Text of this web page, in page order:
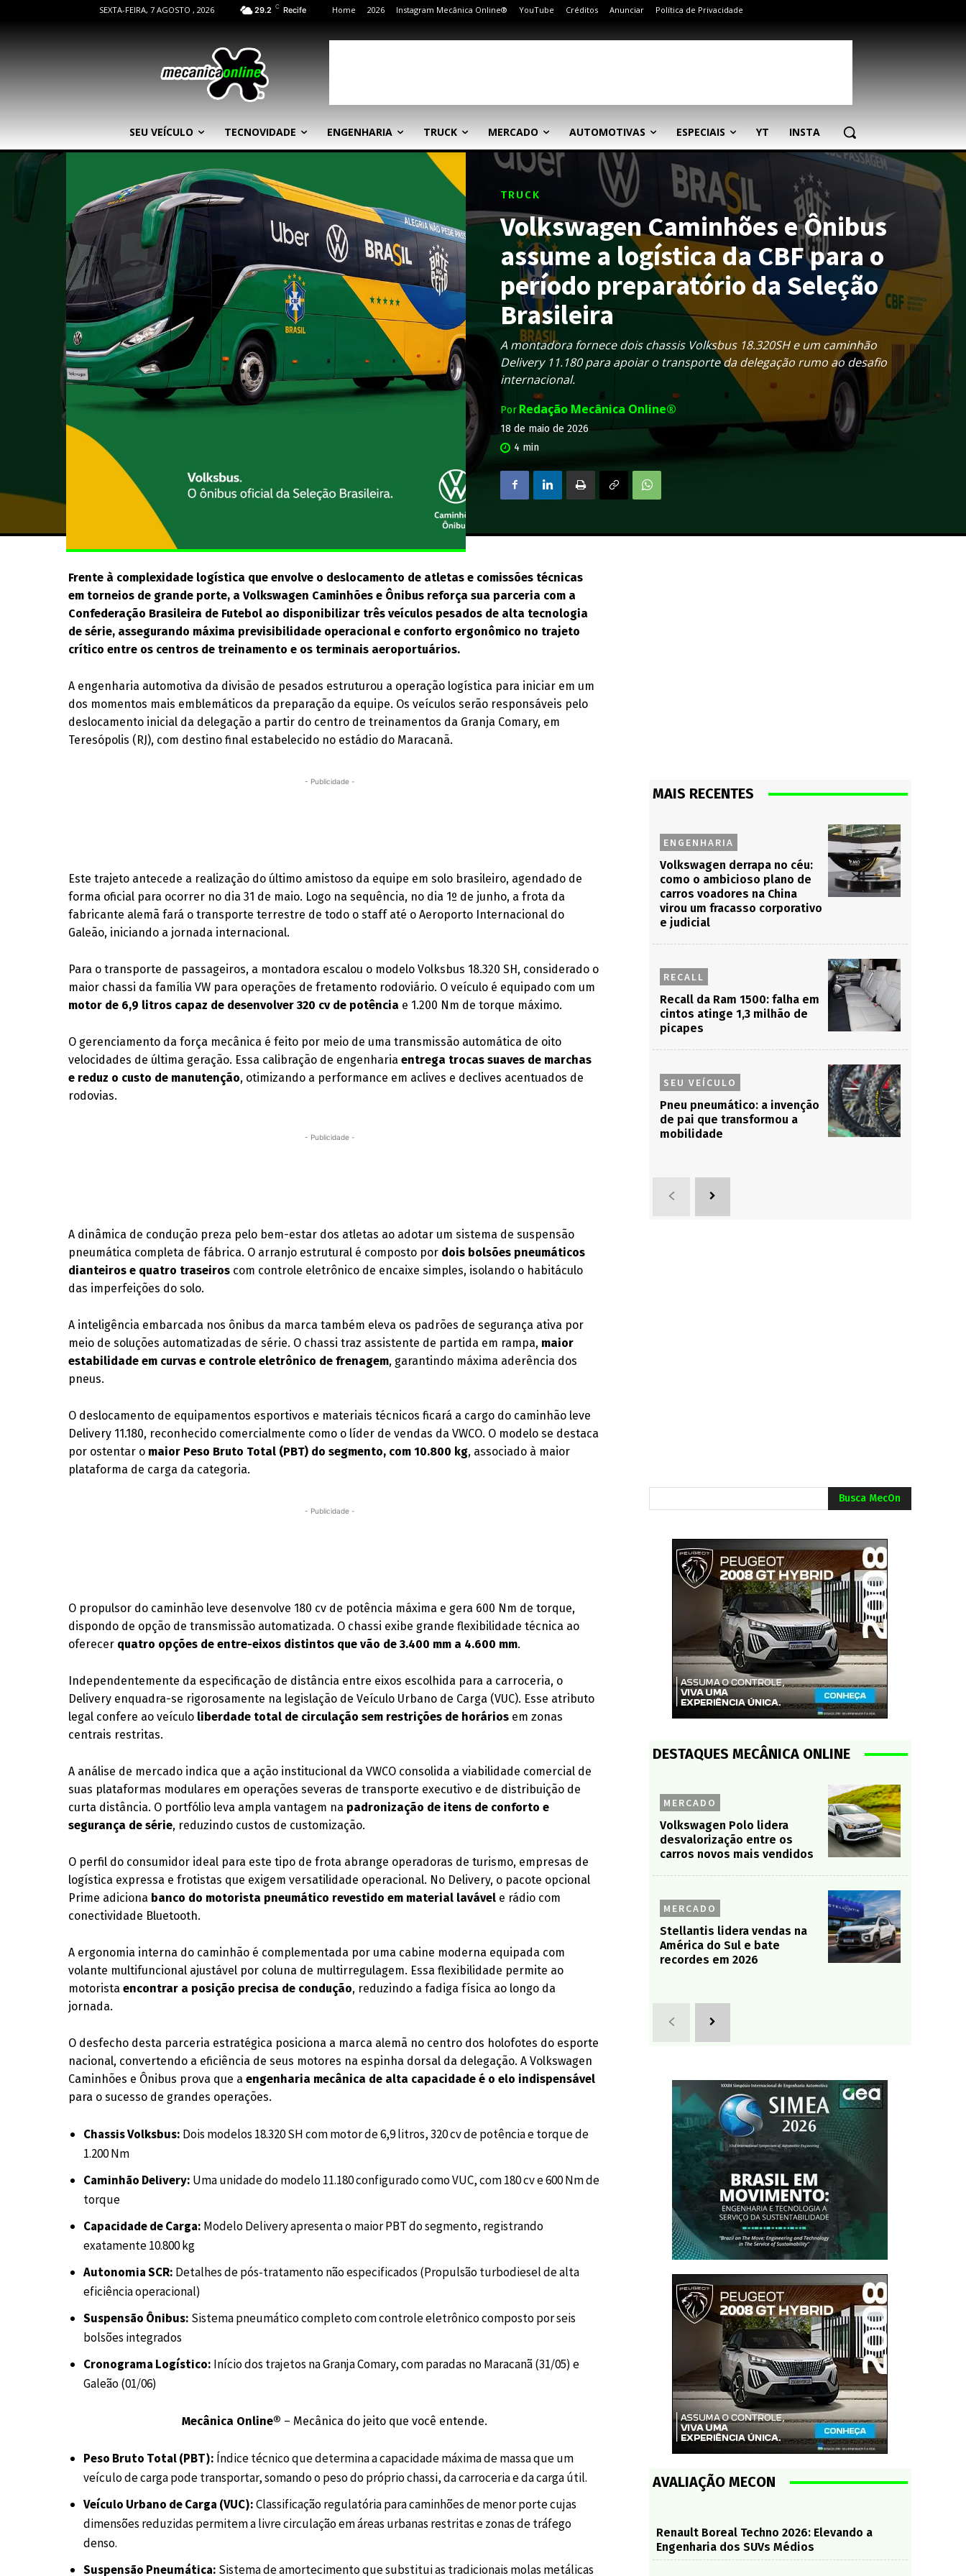
SEXTA-FEIRA, 7 AGOSTO , 2026 29.2 C Recife Home 2026 Instagram Mecânica Online® YouTube Créditos Anunciar Política de Privacidade
SEU VEÍCULO TECNOVIDADE ENGENHARIA TRUCK MERCADO AUTOMOTIVAS ESPECIAIS YT INSTA
TRUCK
Volkswagen Caminhões e Ônibus
assume a logística da CBF para o
período preparatório da Seleção
Brasileira
A montadora fornece dois chassis Volksbus 18.320SH e um caminhão
Delivery 11.180 para apoiar o transporte da delegação rumo ao desafio
internacional.
Por Redação Mecânica Online®
18 de maio de 2026
4 min
Frente à complexidade logística que envolve o deslocamento de atletas e comissões técnicas
em torneios de grande porte, a Volkswagen Caminhões e Ônibus reforça sua parceria com a
Confederação Brasileira de Futebol ao disponibilizar três veículos pesados de alta tecnologia
de série, assegurando máxima previsibilidade operacional e conforto ergonômico no trajeto
crítico entre os centros de treinamento e os terminais aeroportuários.
A engenharia automotiva da divisão de pesados estruturou a operação logística para iniciar em um
dos momentos mais emblemáticos da preparação da equipe. Os veículos serão responsáveis pelo
deslocamento inicial da delegação a partir do centro de treinamentos da Granja Comary, em
Teresópolis (RJ), com destino final estabelecido no estádio do Maracanã.
- Publicidade -
Este trajeto antecede a realização do último amistoso da equipe em solo brasileiro, agendado de
forma oficial para ocorrer no dia 31 de maio. Logo na sequência, no dia 1º de junho, a frota da
fabricante alemã fará o transporte terrestre de todo o staff até o Aeroporto Internacional do
Galeão, iniciando a jornada internacional.
Para o transporte de passageiros, a montadora escalou o modelo Volksbus 18.320 SH, considerado o
maior chassi da família VW para operações de fretamento rodoviário. O veículo é equipado com um
motor de 6,9 litros capaz de desenvolver 320 cv de potência e 1.200 Nm de torque máximo.
O gerenciamento da força mecânica é feito por meio de uma transmissão automática de oito
velocidades de última geração. Essa calibração de engenhariaentrega trocas suaves de marchas
e reduz o custo de manutenção, otimizando a performance em aclives e declives acentuados de
rodovias.
- Publicidade -
A dinâmica de condução preza pelo bem-estar dos atletas ao adotar um sistema de suspensão
pneumática completa de fábrica. O arranjo estrutural é composto por dois bolsões pneumáticos
dianteiros e quatro traseiros com controle eletrônico de encaixe simples, isolando o habitáculo
das imperfeições do solo.
A inteligência embarcada nos ônibus da marca também eleva os padrões de segurança ativa por
meio de soluções automatizadas de série. O chassi traz assistente de partida em rampa, maior
estabilidade em curvas e controle eletrônico de frenagem, garantindo máxima aderência dos
pneus.
O deslocamento de equipamentos esportivos e materiais técnicos ficará a cargo do caminhão leve
Delivery 11.180, reconhecido comercialmente como o líder de vendas da VWCO. O modelo se destaca
por ostentar o maior Peso Bruto Total (PBT) do segmento, com 10.800 kg, associado à maior
plataforma de carga da categoria.
- Publicidade -
O propulsor do caminhão leve desenvolve 180 cv de potência máxima e gera 600 Nm de torque,
dispondo de opção de transmissão automatizada. O chassi exibe grande flexibilidade técnica ao
oferecer quatro opções de entre-eixos distintos que vão de 3.400 mm a 4.600 mm.
Independentemente da especificação de distância entre eixos escolhida para a carroceria, o
Delivery enquadra-se rigorosamente na legislação de Veículo Urbano de Carga (VUC). Esse atributo
legal confere ao veículo liberdade total de circulação sem restrições de horários em zonas
centrais restritas.
A análise de mercado indica que a ação institucional da VWCO consolida a viabilidade comercial de
suas plataformas modulares em operações severas de transporte executivo e de distribuição de
curta distância. O portfólio leva ampla vantagem na padronização de itens de conforto e
segurança de série, reduzindo custos de customização.
O perfil do consumidor ideal para este tipo de frota abrange operadoras de turismo, empresas de
logística expressa e frotistas que exigem versatilidade operacional. No Delivery, o pacote opcional
Prime adiciona banco do motorista pneumático revestido em material lavável e rádio com
conectividade Bluetooth.
A ergonomia interna do caminhão é complementada por uma cabine moderna equipada com
volante multifuncional ajustável por coluna de multirregulagem. Essa flexibilidade permite ao
motoristaencontrar a posição precisa de condução, reduzindo a fadiga física ao longo da
jornada.
O desfecho desta parceria estratégica posiciona a marca alemã no centro dos holofotes do esporte
nacional, convertendo a eficiência de seus motores na espinha dorsal da delegação. A Volkswagen
Caminhões e Ônibus prova que aengenharia mecânica de alta capacidade é o elo indispensável
para o sucesso de grandes operações.
Chassis Volksbus: Dois modelos 18.320 SH com motor de 6,9 litros, 320 cv de potência e torque de
1.200 Nm
Caminhão Delivery: Uma unidade do modelo 11.180 configurado como VUC, com 180 cv e 600 Nm de
torque
Capacidade de Carga: Modelo Delivery apresenta o maior PBT do segmento, registrando
exatamente 10.800 kg
Autonomia SCR: Detalhes de pós-tratamento não especificados (Propulsão turbodiesel de alta
eficiência operacional)
Suspensão Ônibus: Sistema pneumático completo com controle eletrônico composto por seis
bolsões integrados
Cronograma Logístico: Início dos trajetos na Granja Comary, com paradas no Maracanã (31/05) e
Galeão (01/06)
Mecânica Online® – Mecânica do jeito que você entende.
Peso Bruto Total (PBT): Índice técnico que determina a capacidade máxima de massa que um
veículo de carga pode transportar, somando o peso do próprio chassi, da carroceria e da carga útil.
Veículo Urbano de Carga (VUC):Classificação regulatória para caminhões de menor porte cujas
dimensões reduzidas permitem a livre circulação em áreas urbanas restritas e zonas de tráfego
denso.
Suspensão Pneumática: Sistema de amortecimento que substitui as tradicionais molas metálicas
MAIS RECENTES
ENGENHARIA
Volkswagen derrapa no céu:
como o ambicioso plano de
carros voadores na China
virou um fracasso corporativo
e judicial
RECALL
Recall da Ram 1500: falha em
cintos atinge 1,3 milhão de
picapes
SEU VEÍCULO
Pneu pneumático: a invenção
de pai que transformou a
mobilidade
Busca MecOn
DESTAQUES MECÂNICA ONLINE
MERCADO
Volkswagen Polo lidera
desvalorização entre os
carros novos mais vendidos
MERCADO
Stellantis lidera vendas na
América do Sul e bate
recordes em 2026
AVALIAÇÃO MECON
Renault Boreal Techno 2026: Elevando a
Engenharia dos SUVs Médios